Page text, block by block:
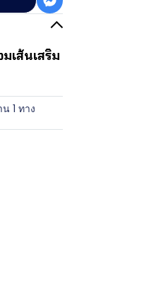
เส้นเสริม
1 ทาง